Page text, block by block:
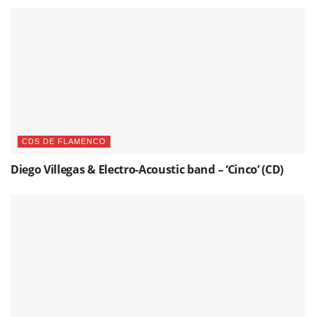
CDS DE FLAMENCO
Diego Villegas & Electro-Acoustic band – ‘Cinco’ (CD)